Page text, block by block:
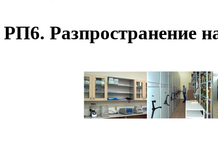
РП6. Разпространение